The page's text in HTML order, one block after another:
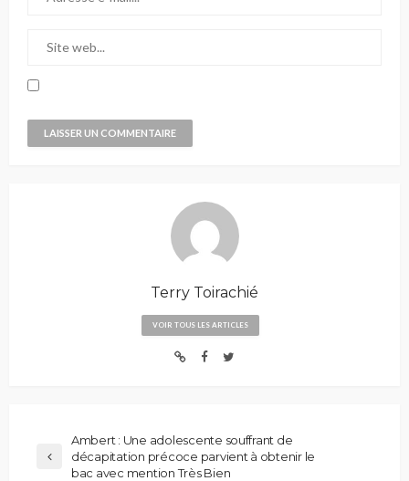
Terry Toirachié
VOIR TOUS LES ARTICLES
Ambert : Une adolescente souffrant de
décapitation précoce parvient à obtenir le
bac avec mention Très Bien